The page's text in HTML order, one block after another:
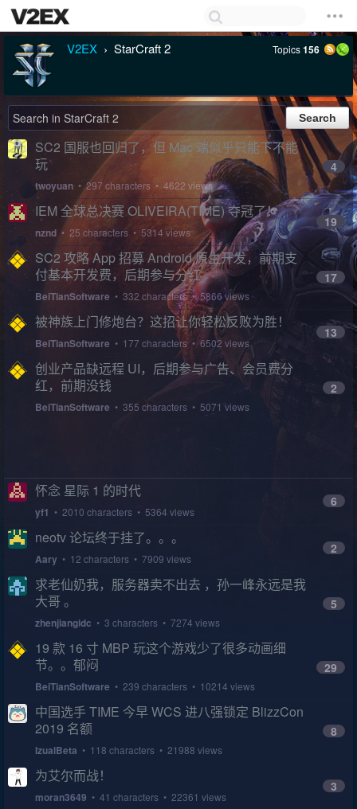
V2EX › StarCraft 2 Topics156
SC2 国服也回归了，但 Mac 端似乎只能下不能
玩
twoyuan • 297 characters • 4622 views
4
IEM 全球总决赛 OLIVEIRA(TIME) 夺冠了！
nznd • 25 characters • 5314 views
19
SC2 攻略 App 招募 Android 原生开发，前期支
付基本开发费，后期参与分红
BeiTianSoftware • 332 characters • 5866 views
17
被神族上门修炮台？这招让你轻松反败为胜！
BeiTianSoftware • 177 characters • 6502 views
13
创业产品缺远程 UI，后期参与广告、会员费分
红，前期没钱
BeiTianSoftware • 355 characters • 5071 views
2
怀念 星际 1 的时代
yf1 • 2010 characters • 5364 views
6
neotv 论坛终于挂了。。。
Aary • 12 characters • 7909 views
2
求老仙奶我，服务器卖不出去 ，孙一峰永远是我
大哥 。
zhenjiangidc • 3 characters • 7274 views
5
19 款 16 寸 MBP 玩这个游戏少了很多动画细
节。。郁闷
BeiTianSoftware • 239 characters • 10214 views
29
中国选手 TIME 今早 WCS 进八强锁定 BlizzCon
2019 名额
IzualBeta • 118 characters • 21988 views
8
为艾尔而战！
moran3649 • 41 characters • 22361 views
3